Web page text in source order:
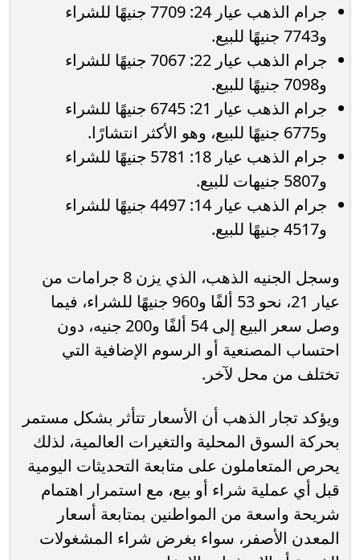
جرام الذهب عيار 24: 7709 جنيهًا للشراء
و7743 جنيهًا للبيع.
جرام الذهب عيار 22: 7067 جنيهًا للشراء
و7098 جنيهًا للبيع.
جرام الذهب عيار 21: 6745 جنيهًا للشراء
و6775 جنيهًا للبيع، وهو الأكثر انتشارًا.
جرام الذهب عيار 18: 5781 جنيهًا للشراء
و5807 جنيهات للبيع.
جرام الذهب عيار 14: 4497 جنيهًا للشراء
و4517 جنيهًا للبيع.
وسجل الجنيه الذهب، الذي يزن 8 جرامات من
عيار 21، نحو 53 ألفًا و960 جنيهًا للشراء، فيما
وصل سعر البيع إلى 54 ألفًا و200 جنيه، دون
احتساب المصنعية أو الرسوم الإضافية التي
تختلف من محل لآخر.
ويؤكد تجار الذهب أن الأسعار تتأثر بشكل مستمر
بحركة السوق المحلية والتغيرات العالمية، لذلك
يحرص المتعاملون على متابعة التحديثات اليومية
قبل أي عملية شراء أو بيع، مع استمرار اهتمام
شريحة واسعة من المواطنين بمتابعة أسعار
المعدن الأصفر، سواء بغرض شراء المشغولات